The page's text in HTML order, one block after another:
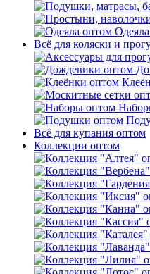
Всё для коляски и
Всё для купания оптом
Коллекции оптом